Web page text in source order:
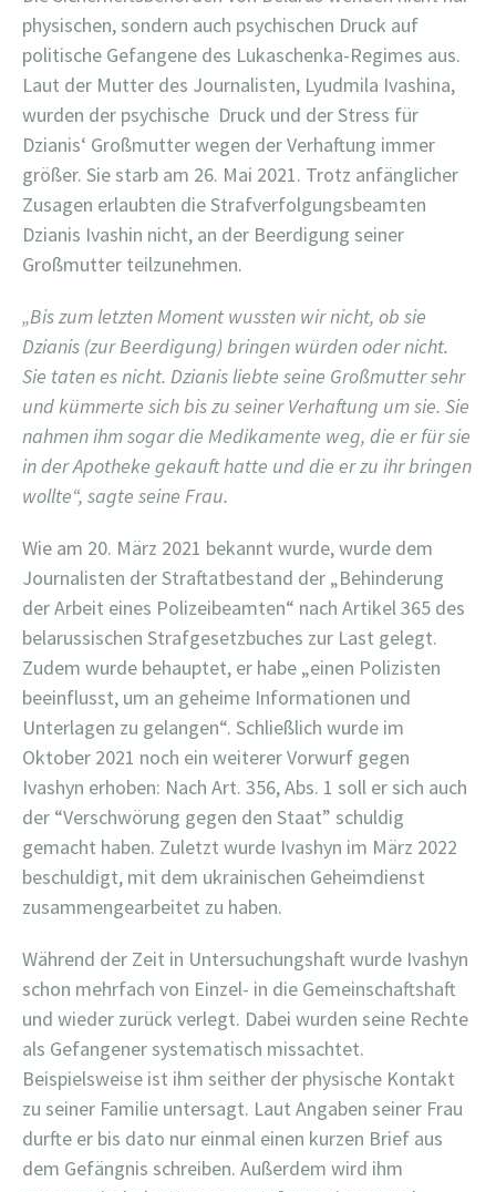
physischen, sondern auch psychischen Druck auf
politische Gefangene des Lukaschenka-Regimes aus.
Laut der Mutter des Journalisten, Lyudmila Ivashina,
wurden der psychische Druck und der Stress für
Dzianis‘ Großmutter wegen der Verhaftung immer
größer. Sie starb am 26. Mai 2021. Trotz anfänglicher
Zusagen erlaubten die Strafverfolgungsbeamten
Dzianis Ivashin nicht, an der Beerdigung seiner
Großmutter teilzunehmen.
„Bis zum letzten Moment wussten wir nicht, ob sie
Dzianis (zur Beerdigung) bringen würden oder nicht.
Sie taten es nicht. Dzianis liebte seine Großmutter sehr
und kümmerte sich bis zu seiner Verhaftung um sie. Sie
nahmen ihm sogar die Medikamente weg, die er für sie
in der Apotheke gekauft hatte und die er zu ihr bringen
wollte“, sagte seine Frau.
Wie am 20. März 2021 bekannt wurde, wurde dem
Journalisten der Straftatbestand der „Behinderung
der Arbeit eines Polizeibeamten“ nach Artikel 365 des
belarussischen Strafgesetzbuches zur Last gelegt.
Zudem wurde behauptet, er habe „einen Polizisten
beeinflusst, um an geheime Informationen und
Unterlagen zu gelangen“. Schließlich wurde im
Oktober 2021 noch ein weiterer Vorwurf gegen
Ivashyn erhoben: Nach Art. 356, Abs. 1 soll er sich auch
der “Verschwörung gegen den Staat” schuldig
gemacht haben. Zuletzt wurde Ivashyn im März 2022
beschuldigt, mit dem ukrainischen Geheimdienst
zusammengearbeitet zu haben.
Während der Zeit in Untersuchungshaft wurde Ivashyn
schon mehrfach von Einzel- in die Gemeinschaftshaft
und wieder zurück verlegt. Dabei wurden seine Rechte
als Gefangener systematisch missachtet.
Beispielsweise ist ihm seither der physische Kontakt
zu seiner Familie untersagt. Laut Angaben seiner Frau
durfte er bis dato nur einmal einen kurzen Brief aus
dem Gefängnis schreiben. Außerdem wird ihm